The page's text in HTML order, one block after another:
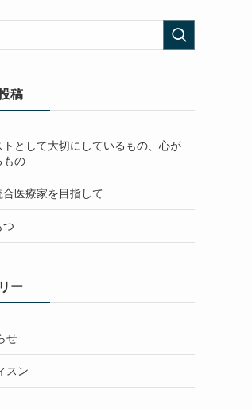
稿
トとして大切にしているもの、心が
もの
合医療家を目指して
つ
ー
せ
スン